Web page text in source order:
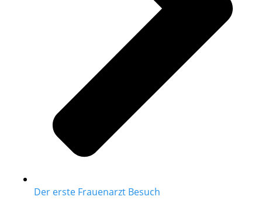
Der erste Frauenarzt Besuch